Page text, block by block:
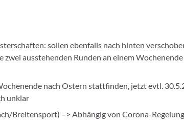
sollen ebenfalls nach hinten
zwei ausstehenden Runden an einem
nach Ostern stattfinden, jetzt evtl.
unklar
Breitensport) –> Abhängig von Corona-